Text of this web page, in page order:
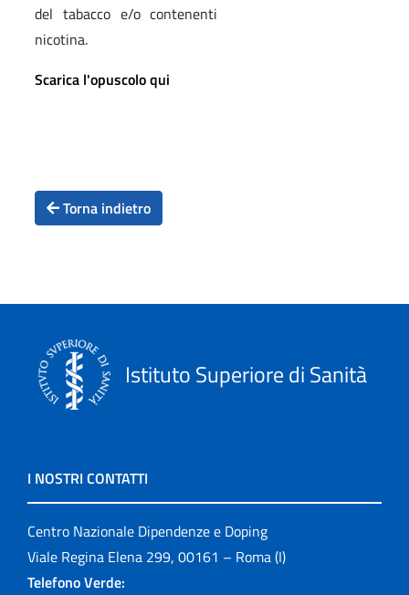
del tabacco e/o contenenti
nicotina.
Scarica l'opuscolo qui
Torna indietro
Istituto Superiore di Sanità
I NOSTRI CONTATTI
Centro Nazionale Dipendenze e Doping
Viale Regina Elena 299, 00161 – Roma (I)
Telefono Verde: